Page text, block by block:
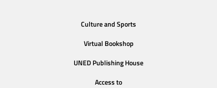
Culture and Sports
Virtual Bookshop
UNED Publishing House
Access to